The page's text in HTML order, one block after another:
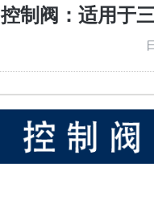
控制阀：适用于